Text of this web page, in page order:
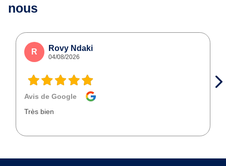
nous
R Rovy Ndaki
04/08/2026
Avis de Google
Très bien